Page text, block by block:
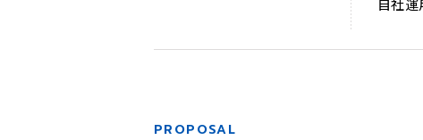
自社
PROPOSAL